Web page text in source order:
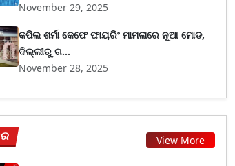
November 29, 2025
କପିଲ ଶର୍ମା କେଫେ ଫାୟରିଂ ମାମଲାରେ ନୂଆ ମୋଡ,
ଦିଲ୍ଲୀରୁ ଗ...
November 28, 2025
View More